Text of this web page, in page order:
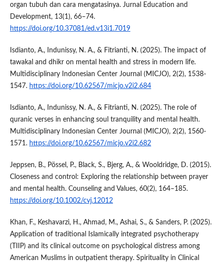
organ tubuh dan cara mengatasinya. Jurnal Education and
Development, 13(1), 66–74.
https://doi.org/10.37081/ed.v13i1.7019
Isdianto, A., Indunissy, N. A., & Fitrianti, N. (2025). The impact of
tawakal and dhikr on mental health and stress in modern life.
Multidisciplinary Indonesian Center Journal (MICJO), 2(2), 1538-
1547. https://doi.org/10.62567/micjo.v2i2.684
Isdianto, A., Indunissy, N. A., & Fitrianti, N. (2025). The role of
quranic verses in enhancing soul tranquility and mental health.
Multidisciplinary Indonesian Center Journal (MICJO), 2(2), 1560-
1571. https://doi.org/10.62567/micjo.v2i2.682
Jeppsen, B., Pössel, P., Black, S., Bjerg, A., & Wooldridge, D. (2015).
Closeness and control: Exploring the relationship between prayer
and mental health. Counseling and Values, 60(2), 164–185.
https://doi.org/10.1002/cvj.12012
Khan, F., Keshavarzi, H., Ahmad, M., Ashai, S., & Sanders, P. (2025).
Application of traditional Islamically integrated psychotherapy
(TIIP) and its clinical outcome on psychological distress among
American Muslims in outpatient therapy. Spirituality in Clinical